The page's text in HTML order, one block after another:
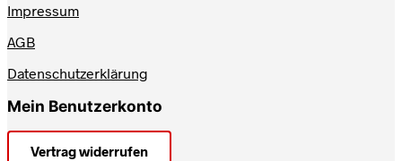
Impressum
AGB
Datenschutzerklärung
Mein Benutzerkonto
Vertrag widerrufen